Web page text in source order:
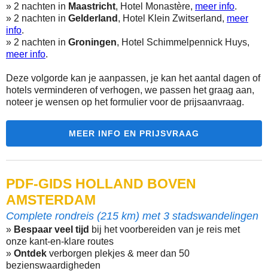
» 2 nachten in Maastricht, Hotel Monastère, meer info.
» 2 nachten in Gelderland , Hotel Klein Zwitserland, meer
info.
» 2 nachten in Groningen, Hotel Schimmelpennick Huys,
meer info.
Deze volgorde kan je aanpassen, je kan het aantal dagen of
hotels verminderen of verhogen, we passen het graag aan,
noteer je wensen op het formulier voor de prijsaanvraag.
MEER INFO EN PRIJSVRAAG
PDF-GIDS HOLLAND BOVEN
AMSTERDAM
Complete rondreis (215 km) met 3 stadswandelingen
» Bespaar veel tijd bij het voorbereiden van je reis met
onze kant-en-klare routes
» Ontdek verborgen plekjes & meer dan 50
bezienswaardigheden